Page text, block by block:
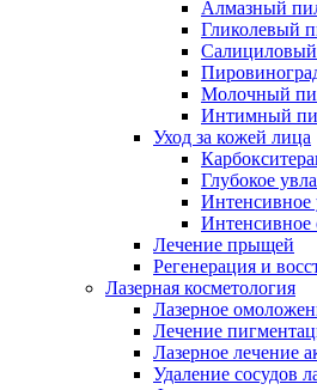
Алмазный
Гликолевый
Молочный
Интимный
Уход за кожей лица
Глубокое
Интенсивное
Интенсивное
Лечение прыщей
Регенерация и
Лазерная косметология
Лазерное
Лечение
Лазерное лечение
Удаление сосудов